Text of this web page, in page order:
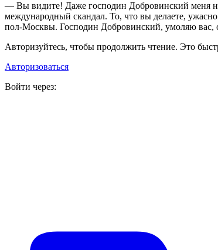
— Вы видите! Даже господин Добровинский меня не
международный скандал. То, что вы делаете,
пол-Москвы. Господин Добровинский, умоляю
Авторизуйтесь, чтобы продолжить чтение. Это
Авторизоваться
Войти через: